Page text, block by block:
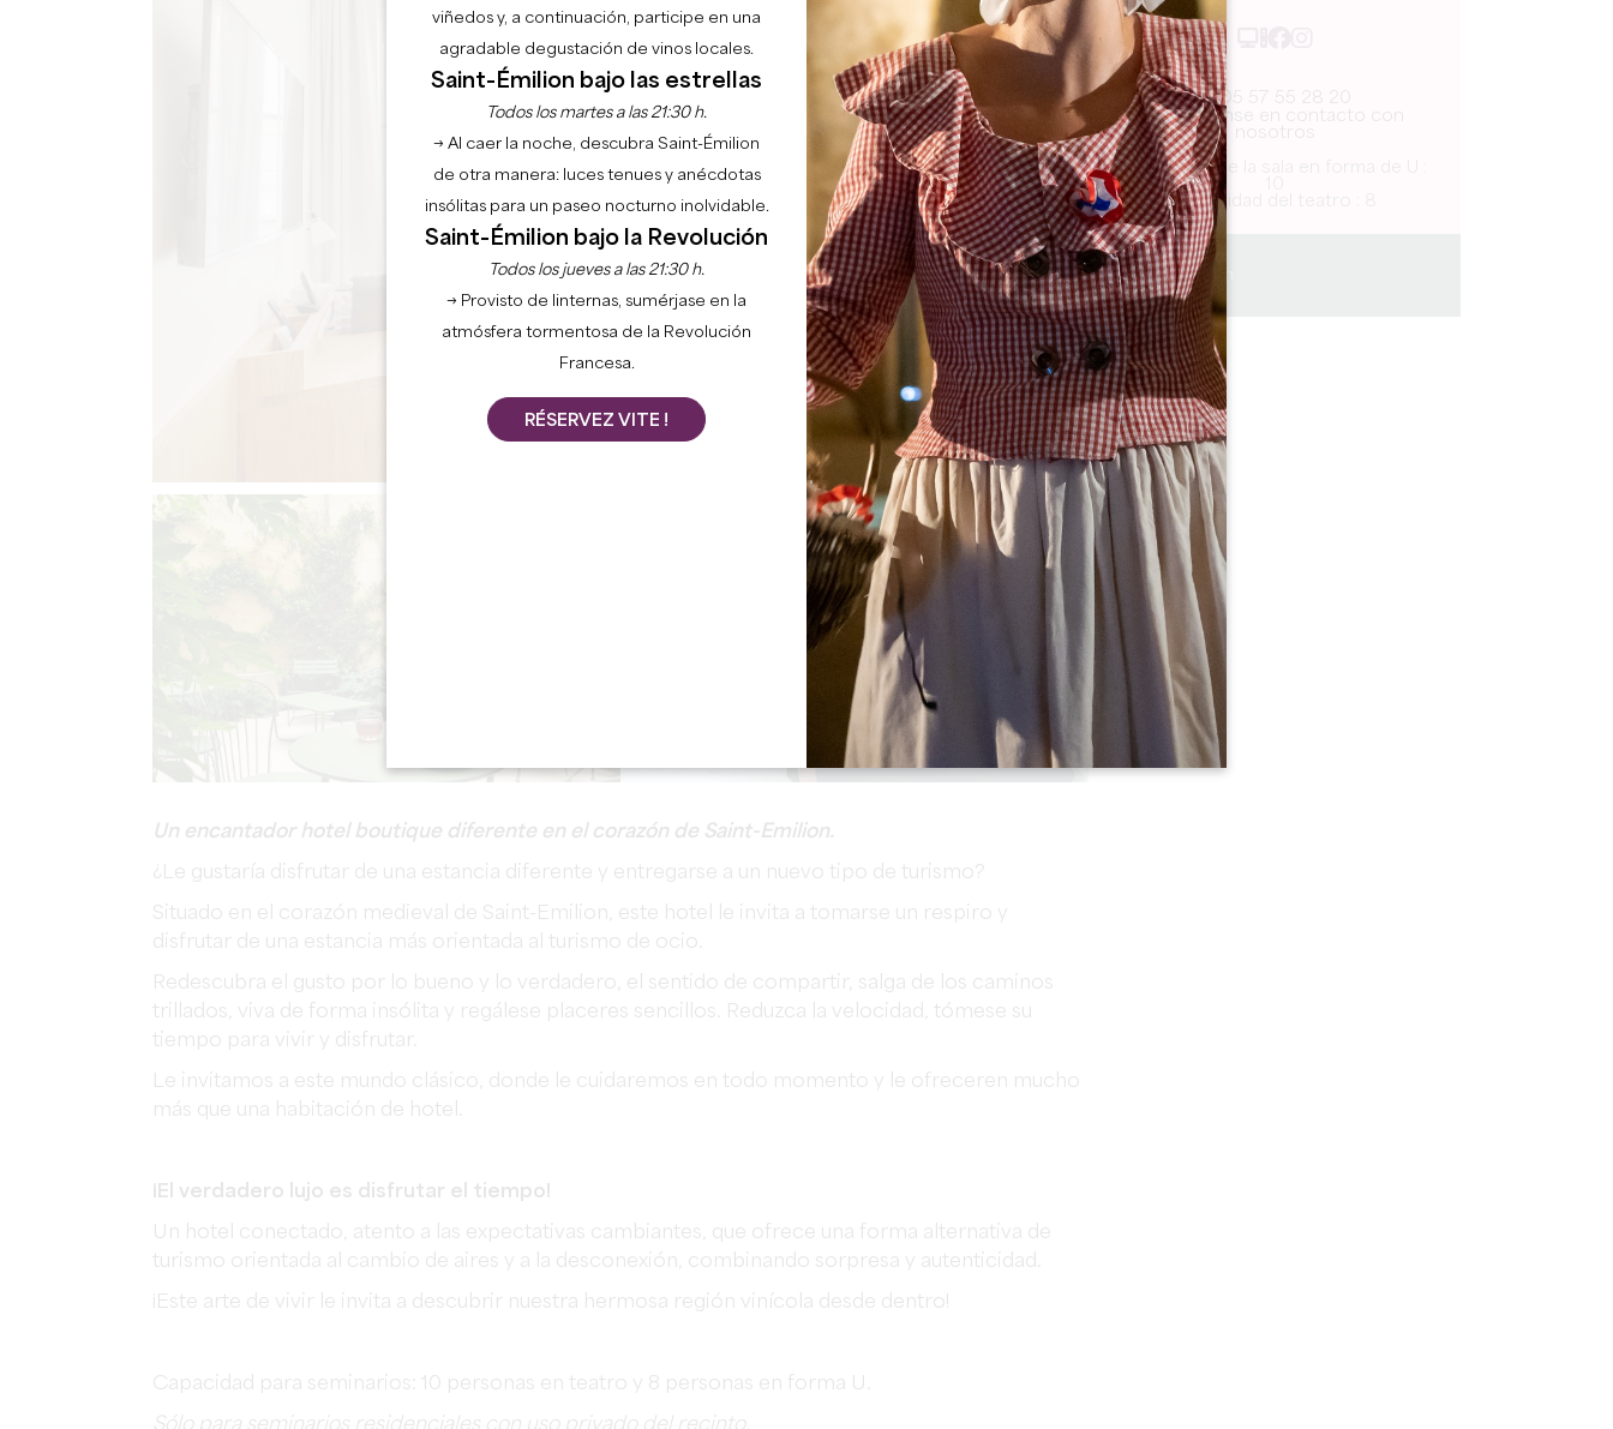
Un encantador hotel boutique diferente en el corazón de Saint-Emilion.
¿Le gustaría disfrutar de una estancia diferente y entregarse a un nuevo tipo de turismo?
Situado en el corazón medieval de Saint-Emilion, este hotel le invita a tomarse un respiro y
disfrutar de una estancia más orientada al turismo de ocio.
Redescubra el gusto por lo bueno y lo verdadero, el sentido de compartir, salga de los caminos
trillados, viva de forma insólita y regálese placeres sencillos. Reduzca la velocidad, tómese su
tiempo para vivir y disfrutar.
Le invitamos a este mundo clásico, donde le cuidaremos en todo momento y le ofreceren mucho
más que una habitación de hotel.
¡El verdadero lujo es disfrutar el tiempo!
Un hotel conectado, atento a las expectativas cambiantes, que ofrece una forma alternativa de
turismo orientada al cambio de aires y a la desconexión, combinando sorpresa y autenticidad.
¡Este arte de vivir le invita a descubrir nuestra hermosa región vinícola desde dentro!
Capacidad para seminarios: 10 personas en teatro y 8 personas en forma U.
Sólo para seminarios residenciales con uso privado del recinto.
05 57 55 28 20
Pónganse en contacto con
nosotros
Capacidad de la sala en forma de U :
Capacidad del teatro : 8
0.26 km
viñedos y, a continuación, participe en una
agradable degustación de vinos locales.
Saint-Émilion bajo las estrellas
Todos los martes a las 21:30 h.
→ Al caer la noche, descubra Saint-Émilion
de otra manera: luces tenues y anécdotas
insólitas para un paseo nocturno inolvidable.
Saint-Émilion bajo la Revolución
Todos los jueves a las 21:30 h.
→ Provisto de linternas, sumérjase en la
atmósfera tormentosa de la Revolución
Francesa.
RÉSERVEZ VITE !